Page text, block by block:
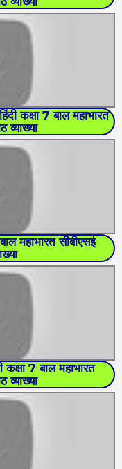
कक्षा 7 बाल महाभारत
व्याख्या
महाभारत सीबीएसई
कक्षा 7 बाल महाभारत
व्याख्या